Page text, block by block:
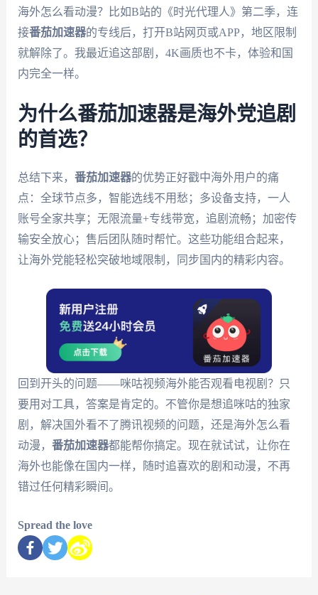
海外怎么看动漫？比如B站的《时光代理人》第二季，连
接番茄加速器的专线后，打开B站网页或APP，地区限制
就解除了。我最近追这部剧，4K画质也不卡，体验和国
内完全一样。
为什么番茄加速器是海外党追剧
的首选？
总结下来， 番茄加速器的优势正好戳中海外用户的痛
点：全球节点多，智能选线不用愁；多设备支持，一人
账号全家共享；无限流量+专线带宽，追剧流畅；加密传
输安全放心；售后团队随时帮忙。这些功能组合起来，
让海外党能轻松突破地域限制，同步国内的精彩内容。
回到开头的问题——咪咕视频海外能否观看电视剧？只
要用对工具，答案是肯定的。不管你是想追咪咕的独家
剧，解决国外看不了腾讯视频的问题，还是海外怎么看
动漫， 番茄加速器都能帮你搞定。现在就试试，让你在
海外也能像在国内一样，随时追喜欢的剧和动漫，不再
错过任何精彩瞬间。
Spread the love